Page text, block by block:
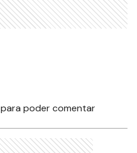
para poder comentar